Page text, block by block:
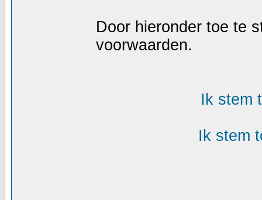
Door hieronder toe te
voorwaarden.
Ik stem
Ik stem